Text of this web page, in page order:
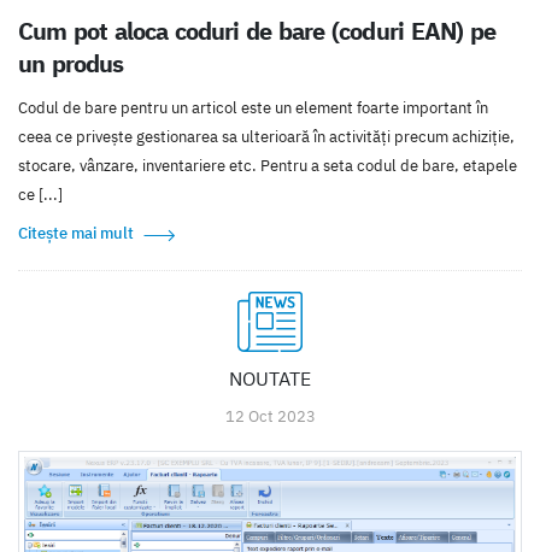
Cum pot aloca coduri de bare (coduri EAN) pe
un produs
Codul de bare pentru un articol este un element foarte important în
ceea ce priveşte gestionarea sa ulterioară în activităţi precum achiziţie,
stocare, vânzare, inventariere etc. Pentru a seta codul de bare, etapele
ce [...]
Citește mai mult
NOUTATE
12 Oct 2023